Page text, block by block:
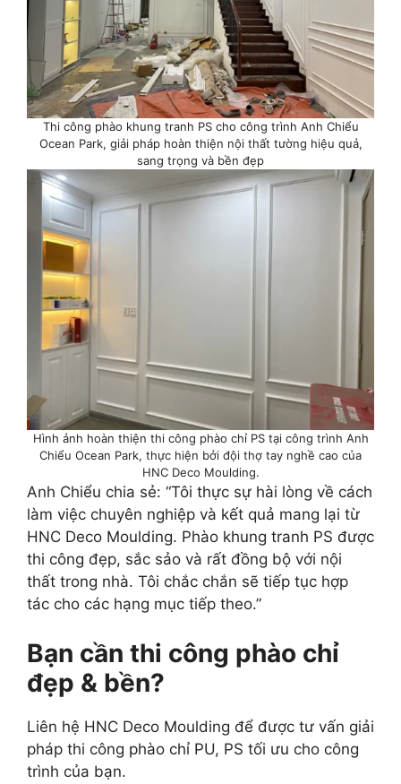
Thi công phào khung tranh PS cho công trình Anh Chiểu
Ocean Park, giải pháp hoàn thiện nội thất tường hiệu quả,
sang trọng và bền đẹp
Hình ảnh hoàn thiện thi công phào chỉ PS tại công trình Anh
Chiểu Ocean Park, thực hiện bởi đội thợ tay nghề cao của
HNC Deco Moulding.
Anh Chiểu chia sẻ: “Tôi thực sự hài lòng về cách
làm việc chuyên nghiệp và kết quả mang lại từ
HNC Deco Moulding. Phào khung tranh PS được
thi công đẹp, sắc sảo và rất đồng bộ với nội
thất trong nhà. Tôi chắc chắn sẽ tiếp tục hợp
tác cho các hạng mục tiếp theo.”
Bạn cần thi công phào chỉ
đẹp & bền?
Liên hệ HNC Deco Moulding để được tư vấn giải
pháp thi công phào chỉ PU, PS tối ưu cho công
trình của bạn.